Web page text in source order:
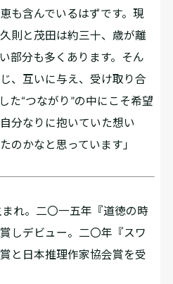
も含んでいるはずです。現
則と茂田は約三十、歳が離
部分も多くあります。そん
、互いに与え、受け取り合
た“つながり”の中にこそ希望
分なりに抱いていた想い
のかなと思っています」
れ。二〇一五年『道徳の時
しデビュー。二〇年『スワ
と日本推理作家協会賞を受